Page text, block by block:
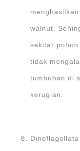
walnut.
sekitar
tidak
tumbuhan di
kerugian.